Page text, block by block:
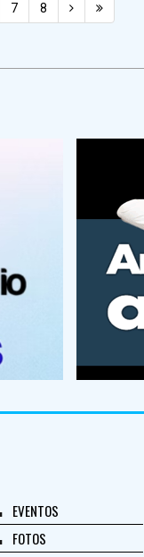
7 8
EVENTOS
FOTOS